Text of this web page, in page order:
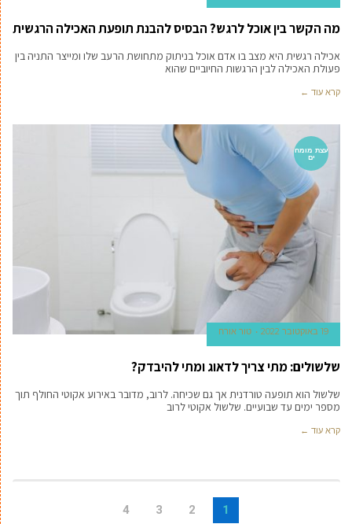
מה הקשר בין אוכל לרגש? הבסיס להבנת תופעת האכילה הרגשית
אכילה רגשית היא מצב בו אדם אוכל בניתוק מתחושת הרעב שלו ומייצר התניה בין
פעולת האכילה לבין הרגשות החיוביים שהוא
קרא עוד ←
עצת מומח
ים
19 באוקטובר 2022 טור אורח
שלשולים: מתי צריך לדאוג ומתי להיבדק?
שלשול הוא תופעה טורדנית אך גם שכיחה. לרוב, מדובר באירוע אקוטי החולף תוך
מספר ימים עד שבועיים. שלשול אקוטי לרוב
קרא עוד ←
1
2
3
4